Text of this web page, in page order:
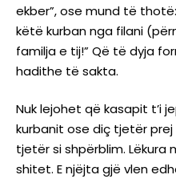
ekber”, ose mund të
këtë kurban nga filani
familja e tij!” Që të dyja
hadithe të sakta.
Nuk lejohet që kasapit t’i
kurbanit ose diç tjetër prej
tjetër si shpërblim.
shitet. E njëjta gjë vlen